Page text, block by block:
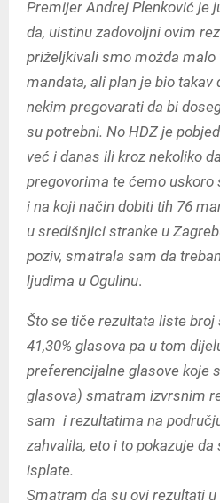
Premijer Andrej Plenković je
da, uistinu zadovoljni ovim
priželjkivali smo možda malo
mandata, ali plan je bio
nekim pregovarati da bi
su potrebni. No HDZ je
već i danas ili kroz nekoliko
pregovorima te ćemo
i na koji način dobiti tih 76
u središnjici stranke u
poziv, smatrala sam da
ljudima u Ogulinu.
Što se tiče rezultata liste broj
41,30% glasova pa u tom
preferencijalne glasove koje
glasova) smatram izvrsnim
sam i rezultatima na
zahvalila, eto i to pokazuje
isplate.
Smatram da su ovi rezultati